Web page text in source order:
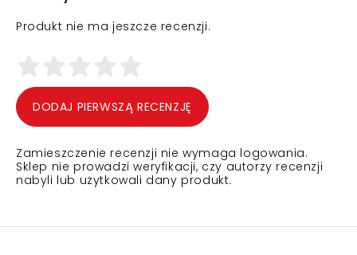
Produkt nie ma jeszcze recenzji.
DODAJ PIERWSZĄ RECENZJĘ
Zamieszczenie recenzji nie wymaga logowania.
Sklep nie prowadzi weryfikacji, czy autorzy recenzji
nabyli lub użytkowali dany produkt.